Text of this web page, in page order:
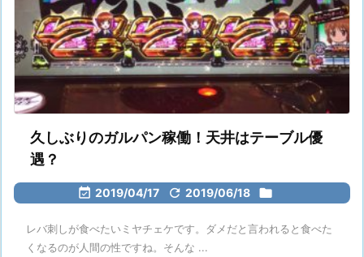
久しぶりのガルパン稼働！天井はテーブル優
遇？
 2019/04/17  2019/06/18 
レバ刺しが食べたいミヤチェケです。ダメだと言われると食べた
くなるのが人間の性ですね。そんな ...